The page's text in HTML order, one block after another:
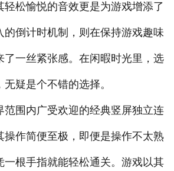
轻松愉悦的音效更是为游戏增添了
的倒计时机制，则在保持游戏趣味
了一丝紧张感。在闲暇时光里，选
疑是个不错的选择。
围内广受欢迎的经典竖屏独立连
操作简便至极，即便是操作不太熟
一根手指就能轻松通关。游戏以其